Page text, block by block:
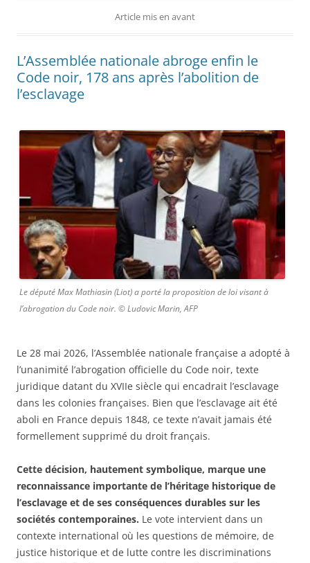
Article mis en avant
L’Assemblée nationale abroge enfin le
Code noir, 178 ans après l’abolition de
l’esclavage
Le député Max Mathiasin (Liot) a porté la proposition de loi visant à
l’abrogation du Code noir. © Ludovic Marin, AFP
Le 28 mai 2026, l’Assemblée nationale française a adopté à
l’unanimité l’abrogation officielle du Code noir, texte
juridique datant du XVIIe siècle qui encadrait l’esclavage
dans les colonies françaises. Bien que l’esclavage ait été
aboli en France depuis 1848, ce texte n’avait jamais été
formellement supprimé du droit français.
Cette décision, hautement symbolique, marque une
reconnaissance importante de l’héritage historique de
l’esclavage et de ses conséquences durables sur les
sociétés contemporaines. Le vote intervient dans un
contexte international où les questions de mémoire, de
justice historique et de lutte contre les discriminations